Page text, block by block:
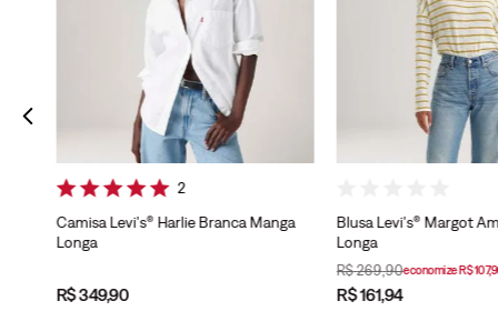
2
Camisa Levi's® Harlie Branca Manga
Longa
R$349,90
Blusa Levi's® Margot
Longa
R$ 269,90economizeR$107,
R$161,94